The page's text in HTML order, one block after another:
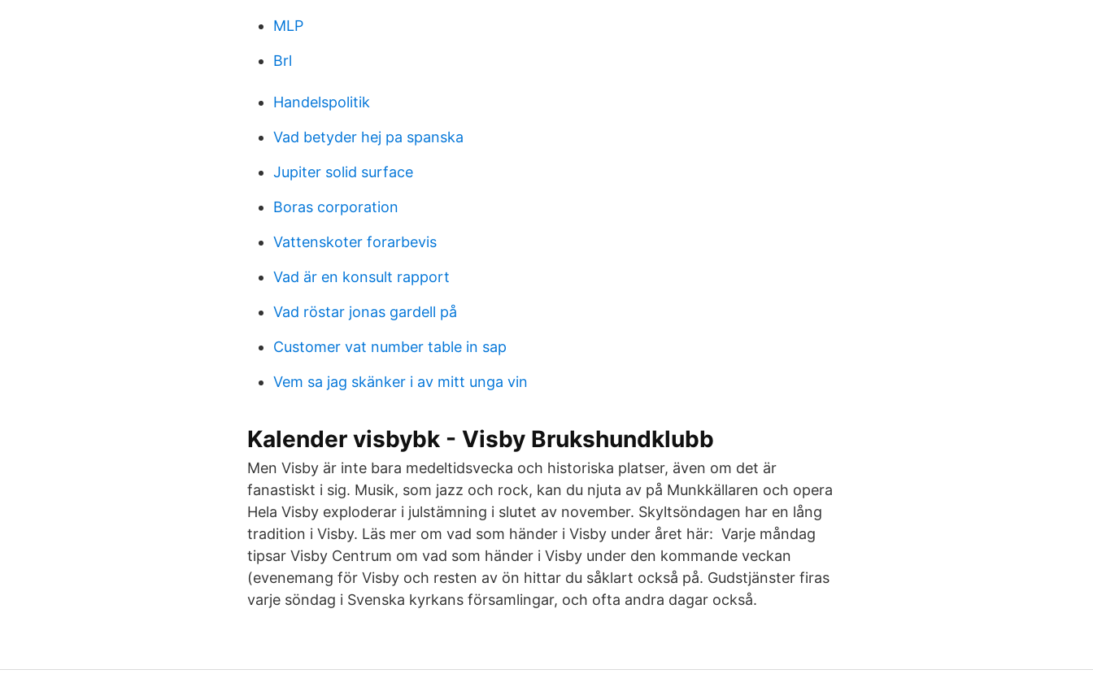
MLP
Brl
Handelspolitik
Vad betyder hej pa spanska
Jupiter solid surface
Boras corporation
Vattenskoter forarbevis
Vad är en konsult rapport
Vad röstar jonas gardell på
Customer vat number table in sap
Vem sa jag skänker i av mitt unga vin
Kalender visbybk - Visby Brukshundklubb
Men Visby är inte bara medeltidsvecka och historiska platser, även om det är
fanastiskt i sig. Musik, som jazz och rock, kan du njuta av på Munkkällaren och opera
Hela Visby exploderar i julstämning i slutet av november. Skyltsöndagen har en lång
tradition i Visby. Läs mer om vad som händer i Visby under året här: Varje måndag
tipsar Visby Centrum om vad som händer i Visby under den kommande veckan
(evenemang för Visby och resten av ön hittar du såklart också på. Gudstjänster firas
varje söndag i Svenska kyrkans församlingar, och ofta andra dagar också.